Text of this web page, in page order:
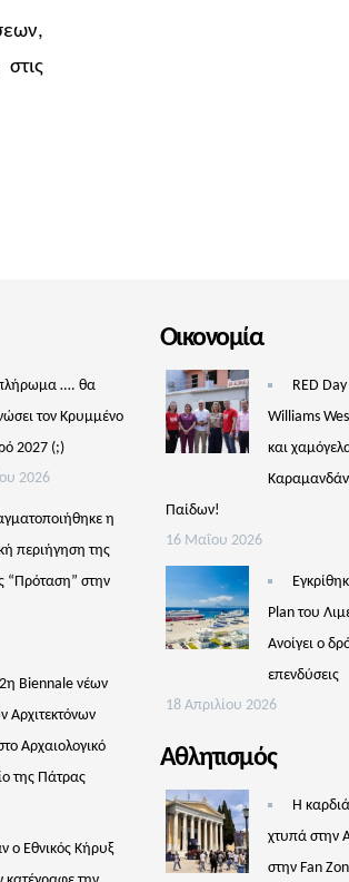
…. θα
τον Κρυμμένο
2027 (;)
2026
η
περιήγηση της
“Πρόταση” στην
Biennale νέων
Αρχιτεκτόνων
Αρχαιολογικό
της Πάτρας
ο Εθνικός Κήρυξ
Οικονομία
RED
Williams
και
Παίδων!
16 Μαΐου 2026
Plan του
Aνοίγει ο
επενδύσεις
18 Απριλίου 2026
Αθλητισμός
Η
χτυπά στην
στην Fan